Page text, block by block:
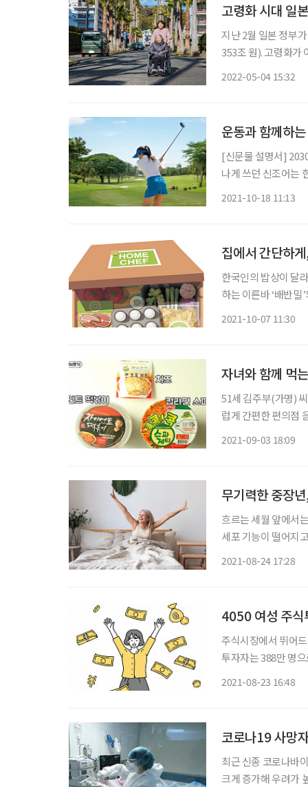
고령화 시대 일
지난 2월 일본 정부
353조 원). 고령화가
2022-05-04 15:32
운동과 함께하
[신문물 설명서] 2030세대는 모든 게 빠르다. 자고 일어나면 유행이 바뀌어 있고, 며칠 전 신
나게 쓰던 신조어는
2021-10-18 11:13
집에서 간단하
한국인의 밥상이 달
하는 이른바 ‘배반밀
2021-10-07 11:30
자녀와 함께 먹
51세 김주부(가명)
럽게 간편한 편의점
2021-09-03 18:09
무기력한 중장
흐르는 세월 앞에서
세포 기능이 떨어지
2021-08-24 17:28
4050 여성 주식
주식시장에서 뛰어
투자자는 388만 명
2021-08-23 16:48
코로나19 사망
최근 신종 코로나바
크게 증가해 우려가